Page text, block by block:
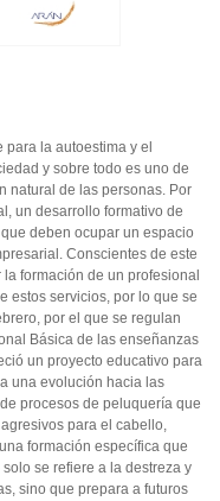
la autoestima y el
y sobre todo es uno de
natural de las personas. Por
un desarrollo formativo de
deben ocupar un espacio
Conscientes de este
formación de un profesional
estos servicios, por lo que se
por el que se regulan
Básica de las enseñanzas
un proyecto educativo para
una evolución hacia las
procesos de peluquería que
para el cabello,
formación específica que
se refiere a la destreza y
sino que prepara a futuros